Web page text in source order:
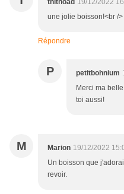
thithoad 19/12/2022
une jolie boisson!<br /
Répondre
P petitbohnium
Merci ma
toi aussi!
M Marion 19/12/2022
Un boisson que
revoir.